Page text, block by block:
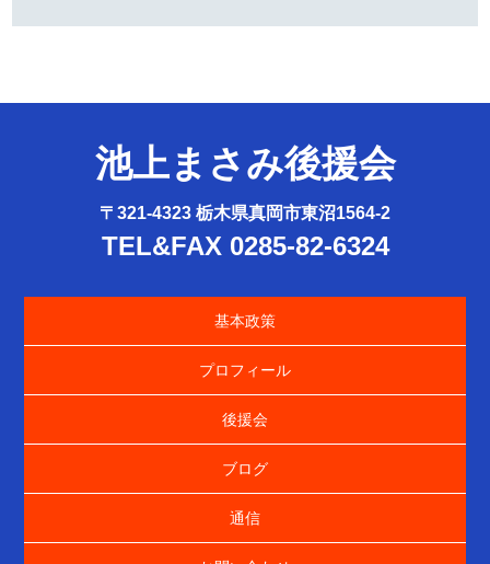
池上まさみ後援会
〒321-4323 栃木県真岡市東沼1564-2
TEL&FAX 0285-82-6324
基本政策
プロフィール
後援会
ブログ
通信